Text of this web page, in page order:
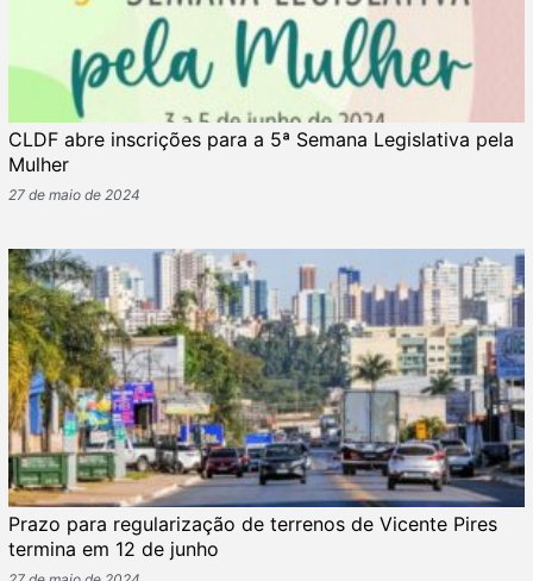
CLDF abre inscrições para a 5ª Semana Legislativa pela
Mulher
27 de maio de 2024
Prazo para regularização de terrenos de Vicente Pires
termina em 12 de junho